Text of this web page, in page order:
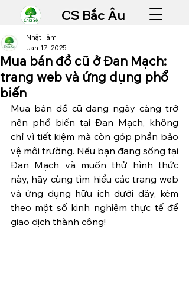
CS Bắc Âu
Mua bán đồ cũ ở Đan Mạch:
trang web và ứng dụng phổ
biến
Nhật Tâm
Jan 17, 2025
Mua bán đồ cũ đang ngày càng trở
nên phổ biến tại Đan Mạch, không
chỉ vì tiết kiệm mà còn góp phần bảo
vệ môi trường. Nếu bạn đang sống tại
Đan Mạch và muốn thử hình thức
này, hãy cùng tìm hiểu các trang web
và ứng dụng hữu ích dưới đây, kèm
theo một số kinh nghiệm thực tế để
giao dịch thành công!